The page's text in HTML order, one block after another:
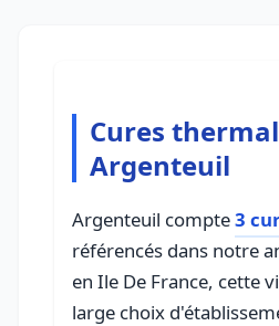
Cures
Argenteuil
Argenteuil compte3
référencés dans notre
en Ile De France, cette
large choix